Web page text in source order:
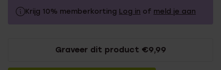
Krijg 10% memberkorting Log in of meld je aan
Met memberkortingGraveer dit product €9,99